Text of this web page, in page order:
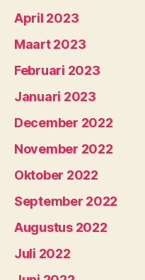
April 2023
Maart 2023
Februari 2023
Januari 2023
December 2022
November 2022
Oktober 2022
September 2022
Augustus 2022
Juli 2022